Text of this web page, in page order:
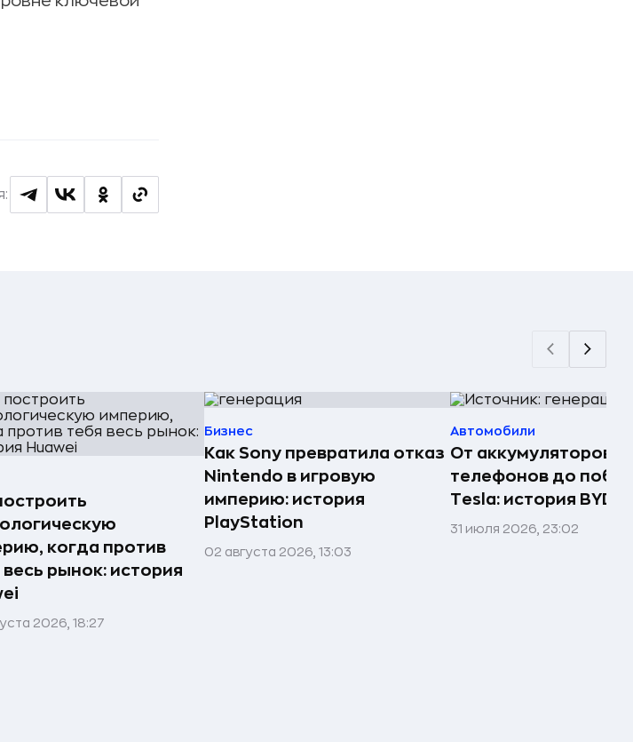
когда против
весь рынок: история
2026, 18:27
Бизнес
Как Sony превратила отказ
Nintendo в игровую
империю: история
PlayStation
02 августа 2026, 13:03
Автомобили
От аккумуляторов
телефонов до
Tesla: история BYD
31 июля 2026, 23:02